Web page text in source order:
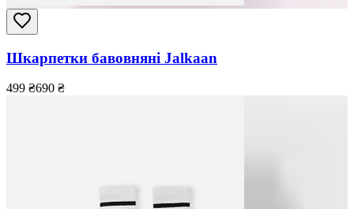
Шкарпетки бавовняні Jalkaan
499 ₴690 ₴